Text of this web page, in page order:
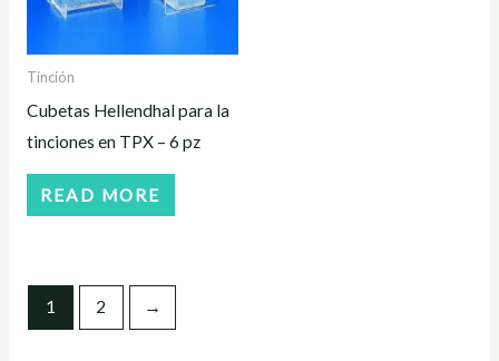
Tinción
Cubetas Hellendhal para la
tinciones en TPX – 6 pz
READ MORE
1 2 →